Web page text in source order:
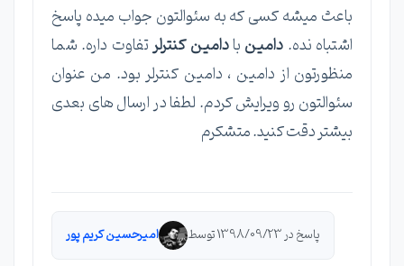
باعث میشه کسی که به سئوالتون جواب میده پاسخ
اشتباه نده. دامین بادامین کنترلر تفاوت داره. شما
منظورتون از دامین ، دامین کنترلر بود. من عنوان
سئوالتون رو ویرایش کردم. لطفا در ارسال های بعدی
بیشتر دقت کنید. متشکرم
پاسخ در 1398/09/23 توسط امیرحسین کریم پور